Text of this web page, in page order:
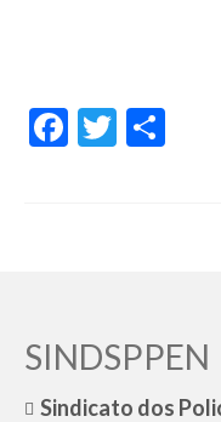
Facebook
Twitter
SINDSPPEN
Sindicato dos